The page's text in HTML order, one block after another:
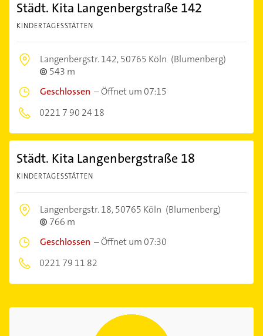
Städt. Kita Langenbergstraße 142
KINDERTAGESSTÄTTEN
Langenbergstr. 142,50765 Köln (Blumenberg)
543 m
Geschlossen –Öffnet um 07:15
0221 7 90 24 18
Städt. Kita Langenbergstraße 18
KINDERTAGESSTÄTTEN
Langenbergstr. 18,50765 Köln (Blumenberg)
766 m
Geschlossen –Öffnet um 07:30
0221 79 11 82